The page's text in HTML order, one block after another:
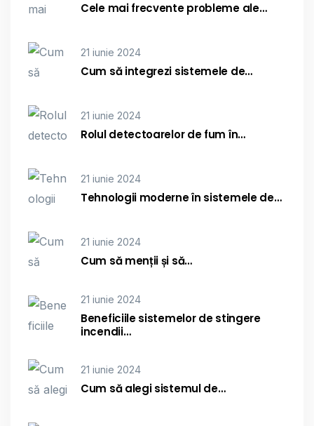
Cele mai frecvente probleme ale…
21 iunie 2024
Cum să integrezi sistemele de…
21 iunie 2024
Rolul detectoarelor de fum în…
21 iunie 2024
Tehnologii moderne în sistemele de…
21 iunie 2024
Cum să menții și să…
21 iunie 2024
Beneficiile sistemelor de stingere
incendii…
21 iunie 2024
Cum să alegi sistemul de…